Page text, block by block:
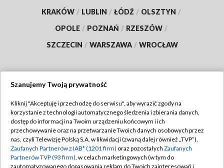
KRAKÓW / LUBLIN / ŁÓDŹ / OLSZTYN /
OPOLE / POZNAŃ / RZESZÓW /
SZCZECIN / WARSZAWA / WROCŁAW
TVP
Abonament TVP
Emisja w TVP
Centrum informacji TVP
Regulamin TVP
Polityka prywatności
Moje zgody
Szanujemy Twoją prywatność
Kliknij "Akceptuję i przechodzę do serwisu", aby wyrazić zgody na
korzystanie z technologii automatycznego śledzenia i zbierania danych,
dostęp do informacji na Twoim urządzeniu końcowym i ich
przechowywanie oraz na przetwarzanie Twoich danych osobowych przez
nas, czyli Telewizję Polską S.A. w likwidacji (zwaną dalej również „TVP”),
Zaufanych Partnerów z IAB* (1201 firm) oraz pozostałych Zaufanych
Partnerów TVP (93 firm), w celach marketingowych (w tym do
zautomatyzowanego dopasowania reklam do Twoich zainteresowań i